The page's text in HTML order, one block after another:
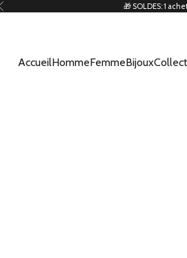
Précédent 🎁 SOLDES: 1
AccueilHommeFemmeBijoux